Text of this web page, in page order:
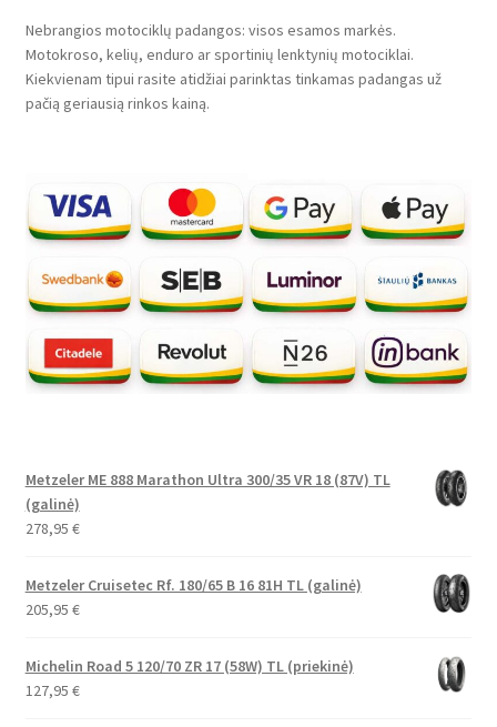
Nebrangios motociklų padangos: visos esamos markės.
Motokroso, kelių, enduro ar sportinių lenktynių motociklai.
Kiekvienam tipui rasite atidžiai parinktas tinkamas padangas už
pačią geriausią rinkos kainą.
Metzeler ME 888 Marathon Ultra 300/35 VR 18 (87V) TL
(galinė)
278,95 €
Metzeler Cruisetec Rf. 180/65 B 16 81H TL (galinė)
205,95 €
Michelin Road 5 120/70 ZR 17 (58W) TL (priekinė)
127,95 €